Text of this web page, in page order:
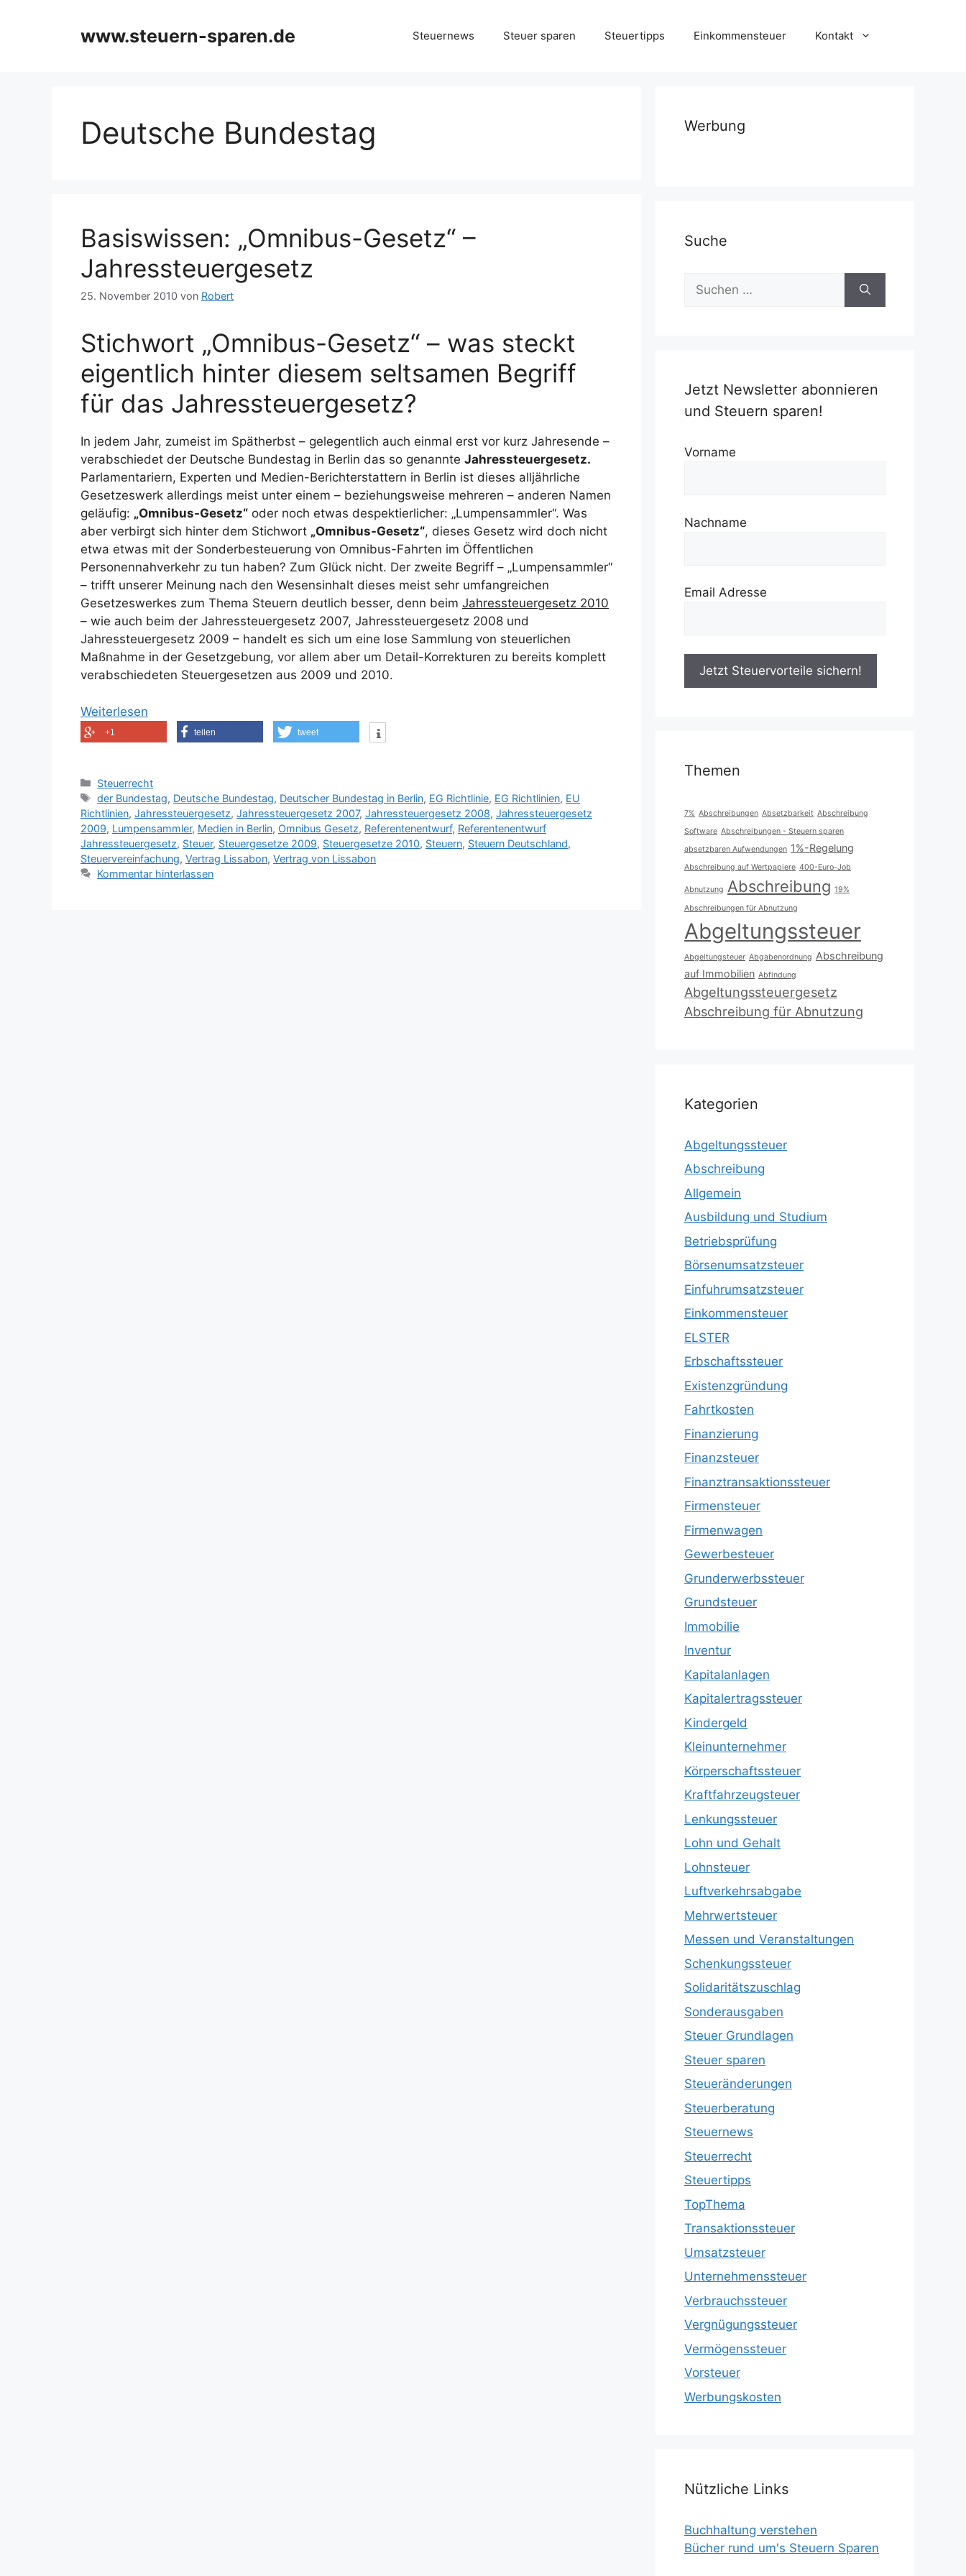
www.steuern-sparen.de Steuernews Steuer sparen Steuertipps Einkommensteuer Kontakt
Deutsche Bundestag
Basiswissen: „Omnibus-Gesetz“ –
Jahressteuergesetz
25. November 2010 von Robert
Stichwort „Omnibus-Gesetz“ – was steckt
eigentlich hinter diesem seltsamen Begriff
für das Jahressteuergesetz?
In jedem Jahr, zumeist im Spätherbst – gelegentlich auch einmal erst vor kurz Jahresende –
verabschiedet der Deutsche Bundestag in Berlin das so genannte Jahressteuergesetz.
Parlamentariern, Experten und Medien-Berichterstattern in Berlin ist dieses alljährliche
Gesetzeswerk allerdings meist unter einem – beziehungsweise mehreren – anderen Namen
geläufig: „Omnibus-Gesetz“ oder noch etwas despektierlicher: „Lumpensammler“. Was
aber verbirgt sich hinter dem Stichwort „Omnibus-Gesetz“, dieses Gesetz wird doch nicht
etwa etwas mit der Sonderbesteuerung von Omnibus-Fahrten im Öffentlichen
Personennahverkehr zu tun haben? Zum Glück nicht. Der zweite Begriff – „Lumpensammler“
– trifft unserer Meinung nach den Wesensinhalt dieses meist sehr umfangreichen
Gesetzeswerkes zum Thema Steuern deutlich besser, denn beim Jahressteuergesetz 2010
– wie auch beim der Jahressteuergesetz 2007, Jahressteuergesetz 2008 und
Jahressteuergesetz 2009 – handelt es sich um eine lose Sammlung von steuerlichen
Maßnahme in der Gesetzgebung, vor allem aber um Detail-Korrekturen zu bereits komplett
verabschiedeten Steuergesetzen aus 2009 und 2010.
Weiterlesen
+1 teilen tweet
Kategorien
Steuerrecht
Schlagwörter
der Bundestag, Deutsche Bundestag, Deutscher Bundestag in Berlin, EG Richtlinie, EG Richtlinien, EU
Richtlinien, Jahressteuergesetz, Jahressteuergesetz 2007, Jahressteuergesetz 2008, Jahressteuergesetz
2009, Lumpensammler, Medien in Berlin, Omnibus Gesetz, Referentenentwurf, Referentenentwurf
Jahressteuergesetz, Steuer, Steuergesetze 2009, Steuergesetze 2010, Steuern, Steuern Deutschland,
Steuervereinfachung, Vertrag Lissabon, Vertrag von Lissabon
Kommentar hinterlassen
Werbung
Suche
Suchen
nach:
Jetzt Newsletter abonnieren
und Steuern sparen!
Vorname
Nachname
Email Adresse
Themen
7% Abschreibungen Absetzbarkeit Abschreibung
Software Abschreibungen - Steuern sparen
absetzbaren Aufwendungen 1%-Regelung
Abschreibung auf Wertpapiere 400-Euro-Job
Abnutzung Abschreibung 19%
Abschreibungen für Abnutzung
Abgeltungssteuer
Abgeltungsteuer Abgabenordnung Abschreibung
auf Immobilien Abfindung
Abgeltungssteuergesetz
Abschreibung für Abnutzung
Kategorien
Abgeltungssteuer
Abschreibung
Allgemein
Ausbildung und Studium
Betriebsprüfung
Börsenumsatzsteuer
Einfuhrumsatzsteuer
Einkommensteuer
ELSTER
Erbschaftssteuer
Existenzgründung
Fahrtkosten
Finanzierung
Finanzsteuer
Finanztransaktionssteuer
Firmensteuer
Firmenwagen
Gewerbesteuer
Grunderwerbssteuer
Grundsteuer
Immobilie
Inventur
Kapitalanlagen
Kapitalertragssteuer
Kindergeld
Kleinunternehmer
Körperschaftssteuer
Kraftfahrzeugsteuer
Lenkungssteuer
Lohn und Gehalt
Lohnsteuer
Luftverkehrsabgabe
Mehrwertsteuer
Messen und Veranstaltungen
Schenkungssteuer
Solidaritätszuschlag
Sonderausgaben
Steuer Grundlagen
Steuer sparen
Steueränderungen
Steuerberatung
Steuernews
Steuerrecht
Steuertipps
TopThema
Transaktionssteuer
Umsatzsteuer
Unternehmenssteuer
Verbrauchssteuer
Vergnügungssteuer
Vermögenssteuer
Vorsteuer
Werbungskosten
Nützliche Links
Buchhaltung verstehen
Bücher rund um's Steuern Sparen